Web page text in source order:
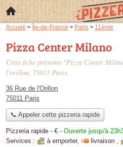
Accueil > Île-de-France > Paris > 11ème
Pizza Center Milano
Cette fiche présente "Pizza Center
l'orillon, 75011 Paris.
36 Rue de l'Orillon
75011 Paris
📞 Appeler cette pizzeria rapide
Pizzeria rapide - € - Ouverte jusqu'à
Services :
à emporter, livraison ,